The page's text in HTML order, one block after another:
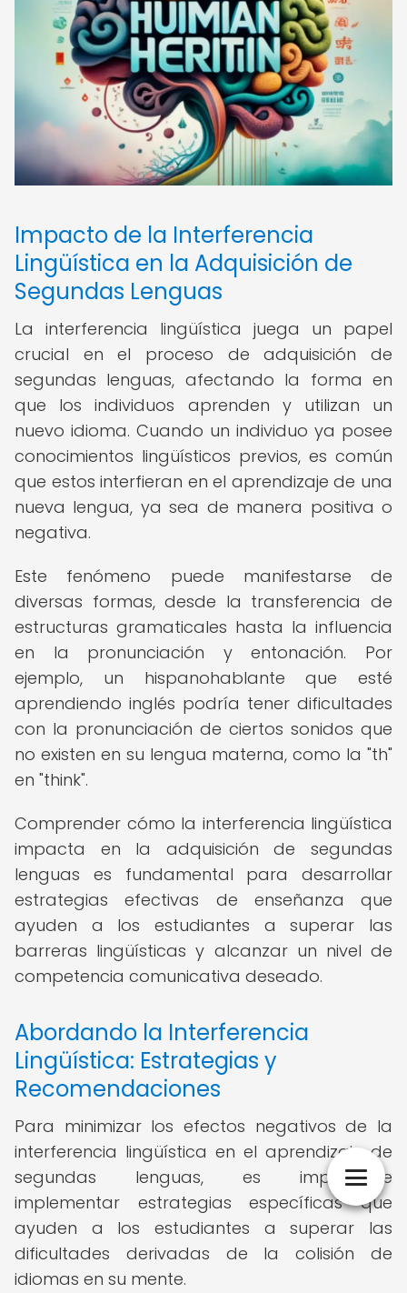
Impacto de la Interferencia
Lingüística en la Adquisición de
Segundas Lenguas
La interferencia lingüística juega un papel
crucial en el proceso de adquisición de
segundas lenguas, afectando la forma en
que los individuos aprenden y utilizan un
nuevo idioma. Cuando un individuo ya posee
conocimientos lingüísticos previos, es común
que estos interfieran en el aprendizaje de una
nueva lengua, ya sea de manera positiva o
negativa.
Este fenómeno puede manifestarse de
diversas formas, desde la transferencia de
estructuras gramaticales hasta la influencia
en la pronunciación y entonación. Por
ejemplo, un hispanohablante que esté
aprendiendo inglés podría tener dificultades
con la pronunciación de ciertos sonidos que
no existen en su lengua materna, como la "th"
en "think".
Comprender cómo la interferencia lingüística
impacta en la adquisición de segundas
lenguas es fundamental para desarrollar
estrategias efectivas de enseñanza que
ayuden a los estudiantes a superar las
barreras lingüísticas y alcanzar un nivel de
competencia comunicativa deseado.
Abordando la Interferencia
Lingüística: Estrategias y
Recomendaciones
Para minimizar los efectos negativos de la
interferencia lingüística en el aprendizaje de
segundas lenguas, es importante
implementar estrategias específicas que
ayuden a los estudiantes a superar las
dificultades derivadas de la colisión de
idiomas en su mente.